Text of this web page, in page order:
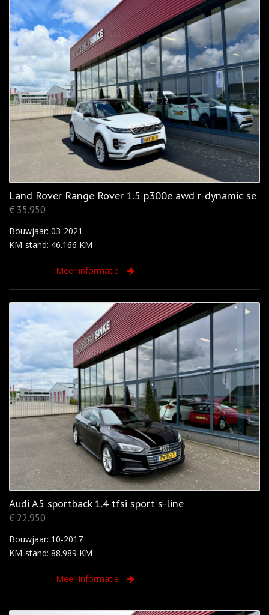
Land Rover Range Rover 1.5 p300e awd r-dynamic se
€ 35.950
Bouwjaar: 03-2021
KM-stand: 46.166 KM
Meer informatie
Audi A5 sportback 1.4 tfsi sport s-line
€ 22.950
Bouwjaar: 10-2017
KM-stand: 88.989 KM
Meer informatie